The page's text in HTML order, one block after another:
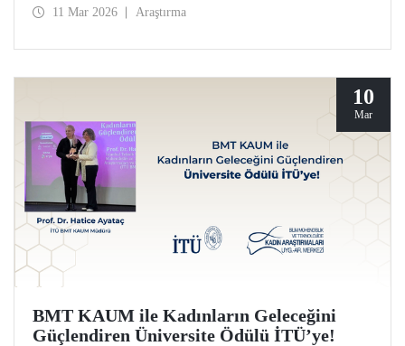
Rigid to Soft and Wireless Solutions” başlıklı semineriyle
11 Mar 2026 Araştırma
10
Mar
BMT KAUM ile Kadınların Geleceğini
Güçlendiren Üniversite Ödülü İTÜ’ye!